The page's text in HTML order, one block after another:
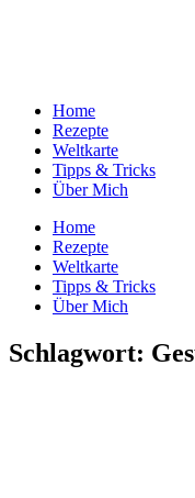
Home
Rezepte
Weltkarte
Tipps & Tricks
Über Mich
Home
Rezepte
Weltkarte
Tipps & Tricks
Über Mich
Schlagwort: